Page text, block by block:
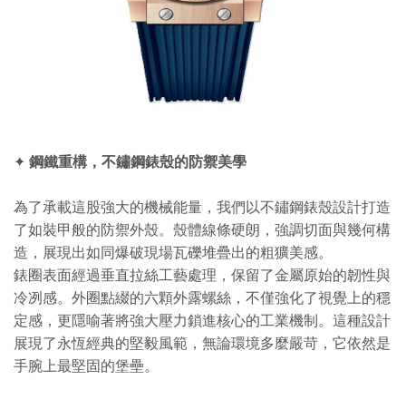
✦ 鋼鐵重構，不鏽鋼錶殼的防禦美學
為了承載這股強大的機械能量，我們以不鏽鋼錶殼設計打造
了如裝甲般的防禦外殼。殼體線條硬朗，強調切面與幾何構
造，展現出如同爆破現場瓦礫堆疊出的粗獷美感。
錶圈表面經過垂直拉絲工藝處理，保留了金屬原始的韌性與
冷冽感。外圈點綴的六顆外露螺絲，不僅強化了視覺上的穩
定感，更隱喻著將強大壓力鎖進核心的工業機制。這種設計
展現了永恆經典的堅毅風範，無論環境多麼嚴苛，它依然是
手腕上最堅固的堡壘。